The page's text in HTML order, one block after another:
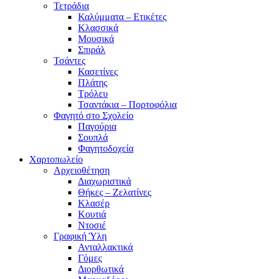
Τετράδια
Καλύμματα – Ετικέτες
Κλασσικά
Μουσικά
Σπιράλ
Τσάντες
Κασετίνες
Πλάτης
Τρόλευ
Τσαντάκια – Πορτοφόλια
Φαγητό στο Σχολείο
Παγούρια
Σουπλά
Φαγητοδοχεία
Χαρτοπωλείο
Αρχειοθέτηση
Διαχωριστικά
Θήκες – Ζελατίνες
Κλασέρ
Κουτιά
Ντοσιέ
Γραφική Ύλη
Ανταλλακτικά
Γόμες
Διορθωτικά